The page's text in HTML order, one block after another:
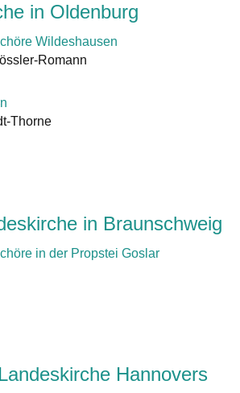
in Oldenburg
Wildeshausen
Romann
Thorne
in Braunschweig
in der Propstei Goslar
Hannovers